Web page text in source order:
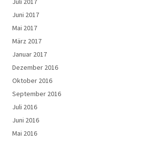
Juni 2017
Mai 2017
März 2017
Januar 2017
Dezember 2016
Oktober 2016
September 2016
Juli 2016
Juni 2016
Mai 2016